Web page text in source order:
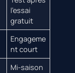
l’essai
gratuit
Engageme
nt court
Mi-saison